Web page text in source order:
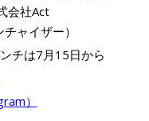
会社Act
ャイザー）
チは7月15日から
）